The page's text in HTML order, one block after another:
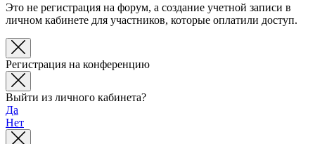
Это не регистрация на форум, а создание учетной записи в
личном кабинете для участников, которые оплатили доступ.
Регистрация на конференцию
Выйти из личного кабинета?
Да
Нет